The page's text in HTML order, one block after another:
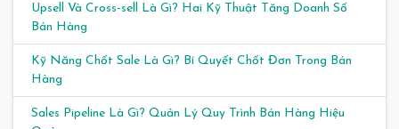
Upsell Và Cross-sell Là Gì? Hai Kỹ Thuật Tăng Doanh Số
Bán Hàng
Kỹ Năng Chốt Sale Là Gì? Bí Quyết Chốt Đơn Trong Bán
Hàng
Sales Pipeline Là Gì? Quản Lý Quy Trình Bán Hàng Hiệu